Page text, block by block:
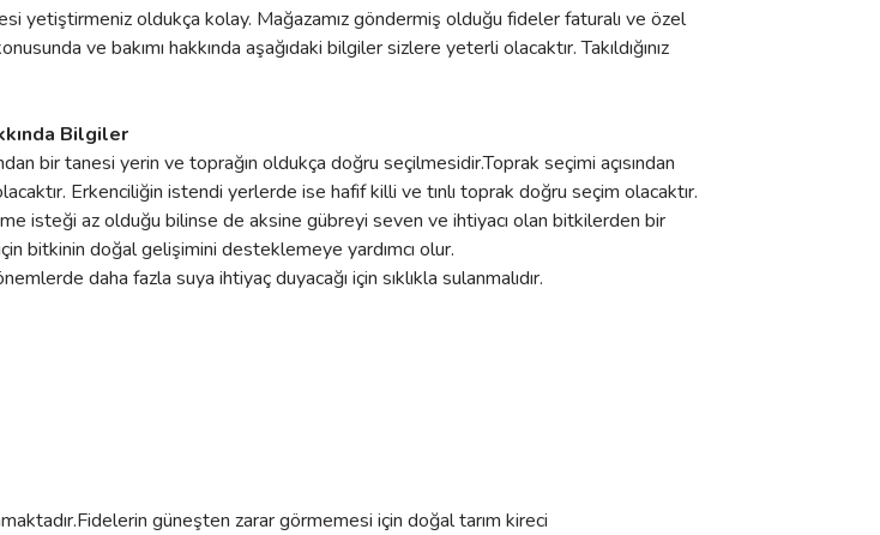
yetiştirmeniz oldukça kolay. Mağazamız göndermiş olduğu fideler faturalı ve özel
ve bakımı hakkında aşağıdaki bilgiler sizlere yeterli olacaktır. Takıldığınız
Bilgiler
bir tanesi yerin ve toprağın oldukça doğru seçilmesidir.Toprak seçimi açısından
Erkenciliğin istendi yerlerde ise hafif killi ve tınlı toprak doğru seçim olacaktır.
isteği az olduğu bilinse de aksine gübreyi seven ve ihtiyacı olan bitkilerden bir
bitkinin doğal gelişimini desteklemeye yardımcı olur.
daha fazla suya ihtiyaç duyacağı için sıklıkla sulanmalıdır.
güneşten zarar görmemesi için doğal tarım kireci